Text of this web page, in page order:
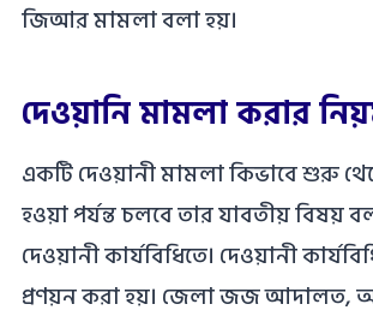
জিআর মামলা বলা হয়।
দেওয়ানি মামলা করার
একটি দেওয়ানী মামলা কিভাবে শুরু
হওয়া পর্যন্ত চলবে তার যাবতীয় বিষয়
দেওয়ানী কার্যবিধিতে। দেওয়ানী
প্রণয়ন করা হয়। জেলা জজ আদালত,